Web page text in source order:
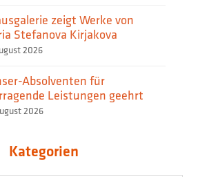
zeigt Werke von
Stefanova Kirjakova
2026
Absolventen für
Leistungen geehrt
2026
Kategorien